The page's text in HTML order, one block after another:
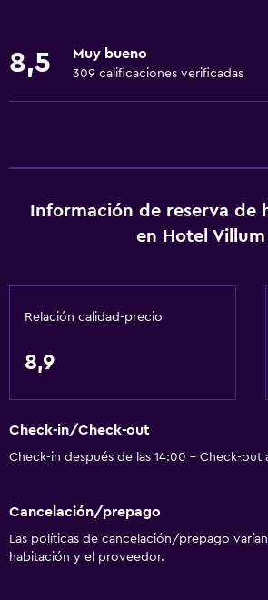
Toallas
Secador de pelo
Ducha
Baño privado
Accesibilidad y adecuación
Para no fumadores
Mascotas permitidas bajo consulta
extra)
Comedor
Restaurante
8,5 Muy bueno
309 calificaciones verificadas
Información de reserva de
en Hotel Villum
Relación calidad-precio
8,9
Check-in/Check-out
Check-in después de las 14:00 - Check-out
Cancelación/prepago
Las políticas de cancelación/prepago
habitación y el proveedor.